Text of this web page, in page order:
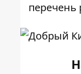
перечень